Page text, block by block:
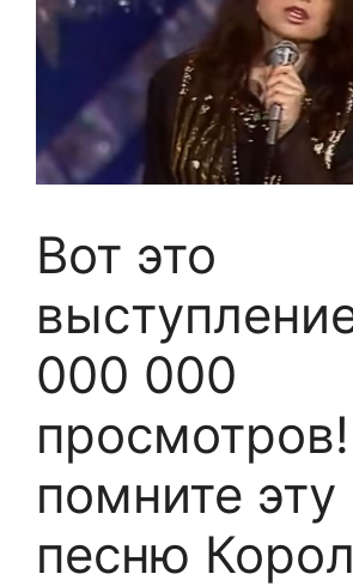
Вот это
000 000
помните эту
песню